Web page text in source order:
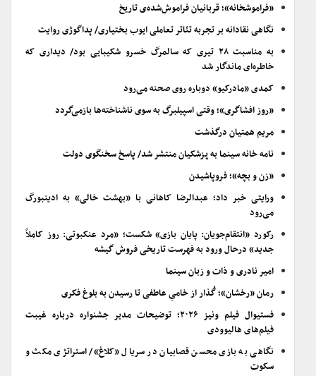
«فراموشخانه»؛ قربانیان فراموش‌شده‌ی تاریخ
نگاهی نقادانه بر تجربه تئاتر تعاملی ایوب بختیاری/ پداگوژی روایت
به مناسبت ۲۸ تیری که سالمرگ خسرو شکیبایی بود/ دیداری که
خاطره‌ای ماندگار شد
کمدی «مادرکیو» دوباره روی صحنه می‌رود
«روز افشاگری»؛ وقتی اسپیلبرگ به سوی ناشناخته‌ها بازمی‌گردد
مریم همتیان درگذشت
نامه خانه سینما به پزشکیان منتشر شد/ پاسخ سخنگوی دولت
«زن و بچه»؛ فروپاشیدن
ورایتی خبر داد؛ عبدالرضا کاهانی با «بهشت خالی» به ادینبورگ
می‌رود
رکورد «انتقام‌جویان: پایان بازی» شکست؛ «مرد عنکبوتی: روز کاملاً
جدید» درحال ورود به فهرست تاریخی فروش گیشه
امیر نادری و ذات و زبان سینما
رمان «رخشان»؛ گُذار از خامیِ عاطفی تا رسیدن به بلوغ فکری
فستیوال فیلم ونیز ۲۰۲۶؛ توضیحات مدیر جشنواره درباره غیبت
فیلم‌های هالیوودی
نگاهی به بازی محسن قصابیان در سریال «کلاغ»/ استراتژی مکث و
سکوت